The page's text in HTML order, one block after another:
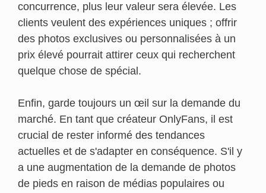
concurrence, plus leur valeur sera élevée. Les
clients veulent des expériences uniques ; offrir
des photos exclusives ou personnalisées à un
prix élevé pourrait attirer ceux qui recherchent
quelque chose de spécial.
Enfin, garde toujours un œil sur la demande du
marché. En tant que créateur OnlyFans, il est
crucial de rester informé des tendances
actuelles et de s'adapter en conséquence. S'il y
a une augmentation de la demande de photos
de pieds en raison de médias populaires ou